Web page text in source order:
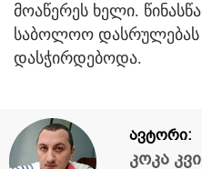
მოაწერეს ხელი.
საბოლოო დასრულებას
დასჭირდებოდა.
ავტორი:
კოკა